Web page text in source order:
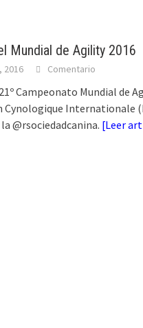
Mundial de Agility 2016
2016 Comentario
Campeonato Mundial de
Cynologique Internationale
@rsociedadcanina. [Leer